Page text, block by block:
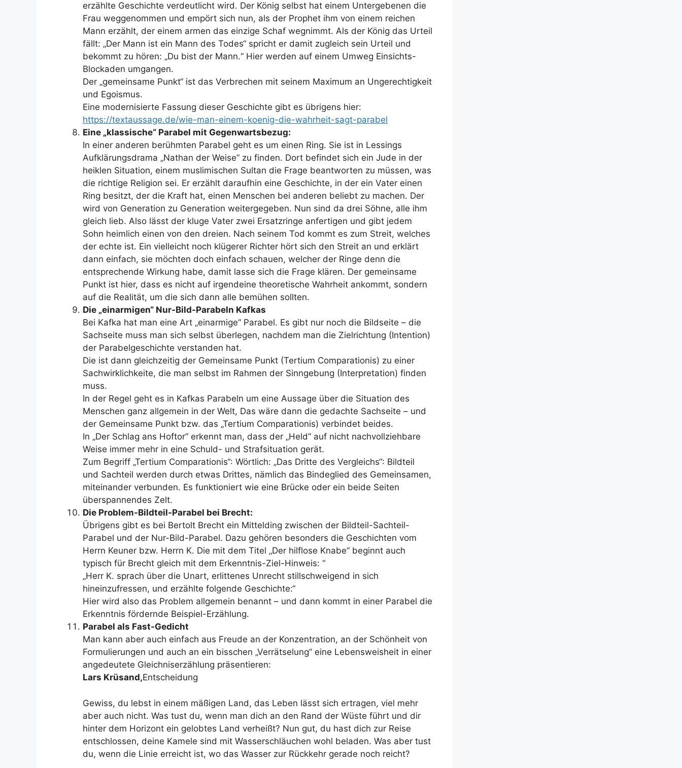
erzählte Geschichte verdeutlicht wird. Der König selbst hat einem Untergebenen die
Frau weggenommen und empört sich nun, als der Prophet ihm von einem reichen
Mann erzählt, der einem armen das einzige Schaf wegnimmt. Als der König das Urteil
fällt: „Der Mann ist ein Mann des Todes“ spricht er damit zugleich sein Urteil und
bekommt zu hören: „Du bist der Mann.“ Hier werden auf einem Umweg Einsichts-
Blockaden umgangen.
Der „gemeinsame Punkt“ ist das Verbrechen mit seinem Maximum an Ungerechtigkeit
und Egoismus.
Eine modernisierte Fassung dieser Geschichte gibt es übrigens hier:
https://textaussage.de/wie-man-einem-koenig-die-wahrheit-sagt-parabel
Eine „klassische“ Parabel mit Gegenwartsbezug:
In einer anderen berühmten Parabel geht es um einen Ring. Sie ist in Lessings
Aufklärungsdrama „Nathan der Weise“ zu finden. Dort befindet sich ein Jude in der
heiklen Situation, einem muslimischen Sultan die Frage beantworten zu müssen, was
die richtige Religion sei. Er erzählt daraufhin eine Geschichte, in der ein Vater einen
Ring besitzt, der die Kraft hat, einen Menschen bei anderen beliebt zu machen. Der
wird von Generation zu Generation weitergegeben. Nun sind da drei Söhne, alle ihm
gleich lieb. Also lässt der kluge Vater zwei Ersatzringe anfertigen und gibt jedem
Sohn heimlich einen von den dreien. Nach seinem Tod kommt es zum Streit, welches
der echte ist. Ein vielleicht noch klügerer Richter hört sich den Streit an und erklärt
dann einfach, sie möchten doch einfach schauen, welcher der Ringe denn die
entsprechende Wirkung habe, damit lasse sich die Frage klären. Der gemeinsame
Punkt ist hier, dass es nicht auf irgendeine theoretische Wahrheit ankommt, sondern
auf die Realität, um die sich dann alle bemühen sollten.
Die „einarmigen“ Nur-Bild-Parabeln Kafkas
Bei Kafka hat man eine Art „einarmige“ Parabel. Es gibt nur noch die Bildseite – die
Sachseite muss man sich selbst überlegen, nachdem man die Zielrichtung (Intention)
der Parabelgeschichte verstanden hat.
Die ist dann gleichzeitig der Gemeinsame Punkt (Tertium Comparationis) zu einer
Sachwirklichkeite, die man selbst im Rahmen der Sinngebung (Interpretation) finden
muss.
In der Regel geht es in Kafkas Parabeln um eine Aussage über die Situation des
Menschen ganz allgemein in der Welt, Das wäre dann die gedachte Sachseite – und
der Gemeinsame Punkt bzw. das „Tertium Comparationis) verbindet beides.
In „Der Schlag ans Hoftor“ erkennt man, dass der „Held“ auf nicht nachvollziehbare
Weise immer mehr in eine Schuld- und Strafsituation gerät.
Zum Begriff „Tertium Comparationis“: Wörtlich: „Das Dritte des Vergleichs“: Bildteil
und Sachteil werden durch etwas Drittes, nämlich das Bindeglied des Gemeinsamen,
miteinander verbunden. Es funktioniert wie eine Brücke oder ein beide Seiten
überspannendes Zelt.
Die Problem-Bildteil-Parabel bei Brecht:
Übrigens gibt es bei Bertolt Brecht ein Mittelding zwischen der Bildteil-Sachteil-
Parabel und der Nur-Bild-Parabel. Dazu gehören besonders die Geschichten vom
Herrn Keuner bzw. Herrn K. Die mit dem Titel „Der hilflose Knabe“ beginnt auch
typisch für Brecht gleich mit dem Erkenntnis-Ziel-Hinweis: “
„Herr K. sprach über die Unart, erlittenes Unrecht stillschweigend in sich
hineinzufressen, und erzählte folgende Geschichte:“
Hier wird also das Problem allgemein benannt – und dann kommt in einer Parabel die
Erkenntnis fördernde Beispiel-Erzählung.
Parabel als Fast-Gedicht
Man kann aber auch einfach aus Freude an der Konzentration, an der Schönheit von
Formulierungen und auch an ein bisschen „Verrätselung“ eine Lebensweisheit in einer
angedeutete Gleichniserzählung präsentieren:
Lars Krüsand,Entscheidung
Gewiss, du lebst in einem mäßigen Land, das Leben lässt sich ertragen, viel mehr
aber auch nicht. Was tust du, wenn man dich an den Rand der Wüste führt und dir
hinter dem Horizont ein gelobtes Land verheißt? Nun gut, du hast dich zur Reise
entschlossen, deine Kamele sind mit Wasserschläuchen wohl beladen. Was aber tust
du, wenn die Linie erreicht ist, wo das Wasser zur Rückkehr gerade noch reicht?